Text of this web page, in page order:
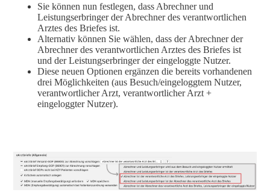
Sie können nun festlegen, dass Abrechner und
Leistungserbringer der Abrechner des verantwortlichen
Arztes des Briefes ist.
Alternativ können Sie wählen, dass der Abrechner der
Abrechner des verantwortlichen Arztes des Briefes ist
und der Leistungserbringer der eingeloggte Nutzer.
Diese neuen Optionen ergänzen die bereits vorhandenen
drei Möglichkeiten (aus Besuch/eingeloggtem Nutzer,
verantwortlicher Arzt, verantwortlicher Arzt +
eingeloggter Nutzer).